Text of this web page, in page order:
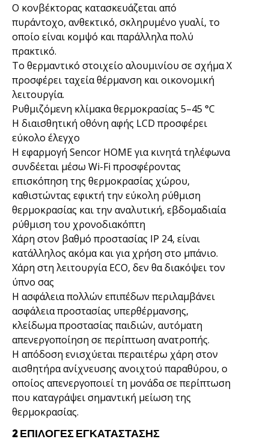
Ο κονβέκτορας κατασκευάζεται από
πυράντοχο, ανθεκτικό, σκληρυμένο γυαλί, το
οποίο είναι κομψό και παράλληλα πολύ
πρακτικό.
Το θερμαντικό στοιχείο αλουμινίου σε σχήμα X
προσφέρει ταχεία θέρμανση και οικονομική
λειτουργία.
Ρυθμιζόμενη κλίμακα θερμοκρασίας 5–45 °C
Η διαισθητική οθόνη αφής LCD προσφέρει
εύκολο έλεγχο
Η εφαρμογή Sencor HOME για κινητά τηλέφωνα
συνδέεται μέσω Wi-Fi προσφέροντας
επισκόπηση της θερμοκρασίας χώρου,
καθιστώντας εφικτή την εύκολη ρύθμιση
θερμοκρασίας και την αναλυτική, εβδομαδιαία
ρύθμιση του χρονοδιακόπτη
Χάρη στον βαθμό προστασίας IP 24, είναι
κατάλληλος ακόμα και για χρήση στο μπάνιο.
Χάρη στη λειτουργία ECO, δεν θα διακόψει τον
ύπνο σας
Η ασφάλεια πολλών επιπέδων περιλαμβάνει
ασφάλεια προστασίας υπερθέρμανσης,
κλείδωμα προστασίας παιδιών, αυτόματη
απενεργοποίηση σε περίπτωση ανατροπής.
Η απόδοση ενισχύεται περαιτέρω χάρη στον
αισθητήρα ανίχνευσης ανοιχτού παραθύρου, ο
οποίος απενεργοποιεί τη μονάδα σε περίπτωση
που καταγράψει σημαντική μείωση της
θερμοκρασίας.
2 ΕΠΙΛΟΓΈΣ ΕΓΚΑΤΆΣΤΑΣΗΣ